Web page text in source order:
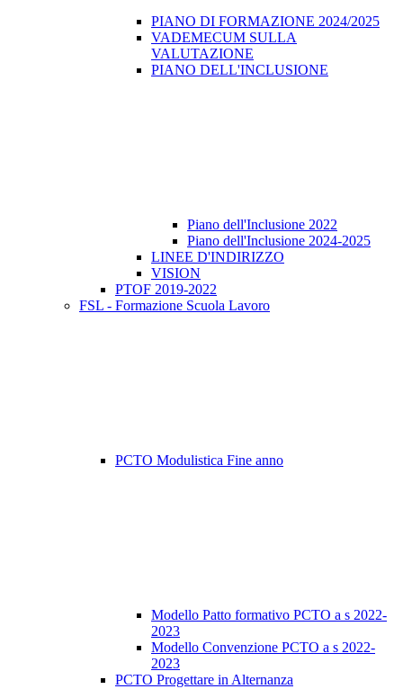
PIANO DI FORMAZIONE 2024/2025
VADEMECUM SULLA
VALUTAZIONE
PIANO DELL'INCLUSIONE
Piano dell'Inclusione 2022
Piano dell'Inclusione 2024-2025
LINEE D'INDIRIZZO
VISION
PTOF 2019-2022
FSL - Formazione Scuola Lavoro
PCTO Modulistica Fine anno
Modello Patto formativo PCTO a s 2022-
2023
Modello Convenzione PCTO a s 2022-
2023
PCTO Progettare in Alternanza